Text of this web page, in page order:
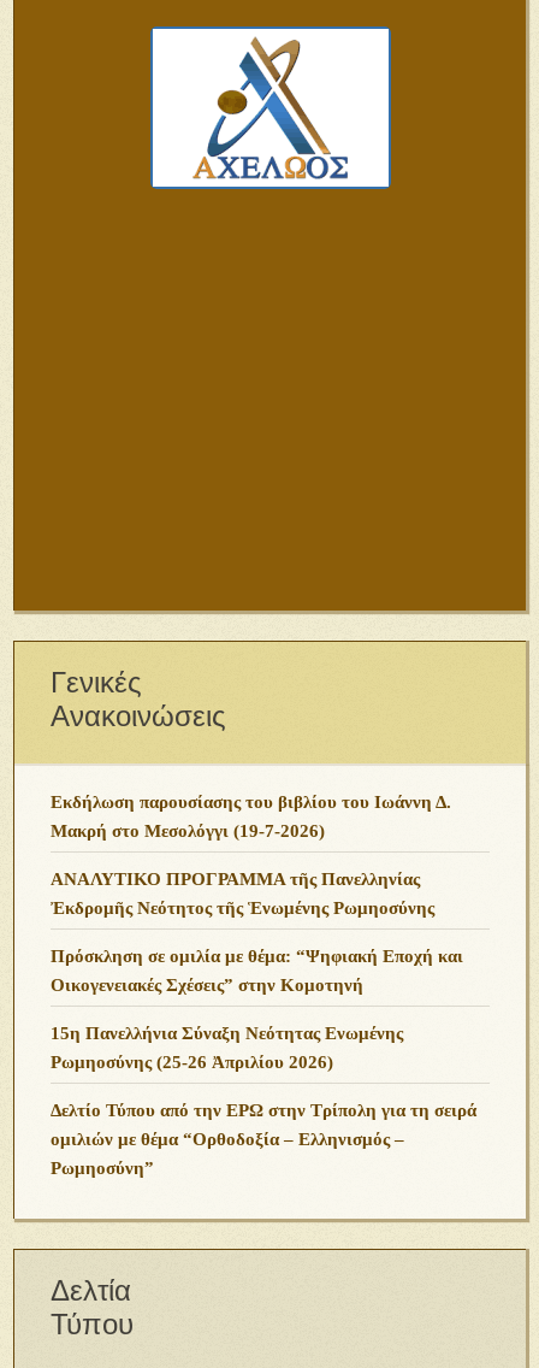
Γενικές
Ανακοινώσεις
Εκδήλωση παρουσίασης του βιβλίου του Ιωάννη Δ.
Μακρή στο Μεσολόγγι (19-7-2026)
ΑΝΑΛΥΤΙΚΟ ΠΡΟΓΡΑΜΜΑ τῆς Πανελληνίας
Ἐκδρομῆς Νεότητος τῆς Ἑνωμένης Ρωμηοσύνης
Πρόσκληση σε ομιλία με θέμα: “Ψηφιακή Εποχή και
Οικογενειακές Σχέσεις” στην Κομοτηνή
15η Πανελλήνια Σύναξη Νεότητας Ενωμένης
Ρωμηοσύνης (25-26 Ἀπριλίου 2026)
Δελτίο Τύπου από την ΕΡΩ στην Τρίπολη για τη σειρά
ομιλιών με θέμα “Ορθοδοξία – Ελληνισμός –
Ρωμηοσύνη”
Δελτία
Τύπου